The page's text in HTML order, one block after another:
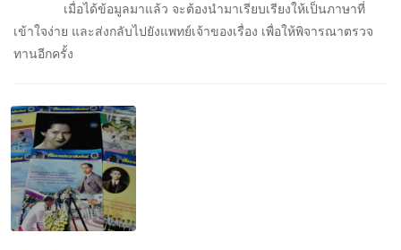
เมื่อได้ข้อมูลมาแล้ว จะต้องนำมาเรียบเรียงให้เป็นภาษาที่
เข้าใจง่าย และส่งกลับไปยังแพทย์เจ้าของเรื่อง เพื่อให้พิจารณาตรวจ
ทานอีกครั้ง